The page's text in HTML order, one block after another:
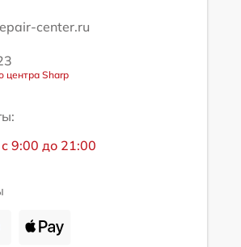
center.ru
центра Sharp
9:00 до 21:00